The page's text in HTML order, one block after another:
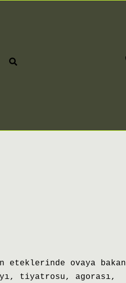
eteklerinde ovaya bakan
tiyatrosu, agorası,